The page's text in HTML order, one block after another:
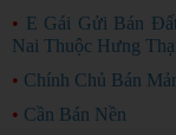
• E Gái Gửi Bán
Nai Thuộc Hưng
• Chính Chủ Bán
• Cần Bán Nền